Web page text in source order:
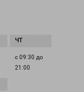
с 09:30 до
21:00